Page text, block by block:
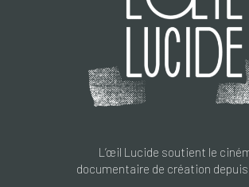
L’œil Lucide soutient le
documentaire de création depuis